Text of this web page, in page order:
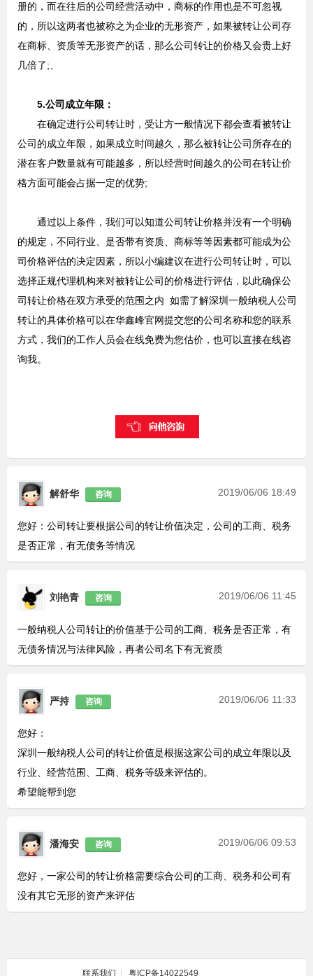
册的，而在往后的公司经营活动中，商标的作用也是不可忽视
的，所以这两者也被称之为企业的无形资产，如果被转让公司存
在商标、资质等无形资产的话，那么公司转让的价格又会贵上好
几倍了;、
5.公司成立年限：
在确定进行公司转让时，受让方一般情况下都会查看被转让
公司的成立年限，如果成立时间越久，那么被转让公司所存在的
潜在客户数量就有可能越多，所以经营时间越久的公司在转让价
格方面可能会占据一定的优势;
通过以上条件，我们可以知道公司转让价格并没有一个明确
的规定，不同行业、是否带有资质、商标等等因素都可能成为公
司价格评估的决定因素，所以小编建议在进行公司转让时，可以
选择正规代理机构来对被转让公司的价格进行评估，以此确保公
司转让价格在双方承受的范围之内 如需了解深圳一般纳税人公司
转让的具体价格可以在华鑫峰官网提交您的公司名称和您的联系
方式，我们的工作人员会在线免费为您估价，也可以直接在线咨
询我。
解舒华 咨询 2019/06/06 18:49
您好：公司转让要根据公司的转让价值决定，公司的工商、税务
是否正常，有无债务等情况
刘艳青 咨询 2019/06/06 11:45
一般纳税人公司转让的价值基于公司的工商、税务是否正常，有
无债务情况与法律风险，再者公司名下有无资质
严持 咨询 2019/06/06 11:33
您好：
深圳一般纳税人公司的转让价值是根据这家公司的成立年限以及
行业、经营范围、工商、税务等级来评估的。
希望能帮到您
潘海安 咨询 2019/06/06 09:53
您好，一家公司的转让价格需要综合公司的工商、税务和公司有
没有其它无形的资产来评估
联系我们 | 粤ICP备14022549